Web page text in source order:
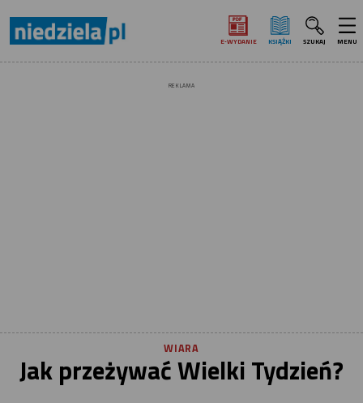
E‑WYDANIE KSIĄŻKI SZUKAJ MENU
REKLAMA
WIARA
Jak przeżywać Wielki Tydzień?